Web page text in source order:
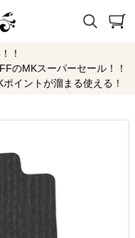
！
のMKスーパーセール！！
イントが溜まる使える！